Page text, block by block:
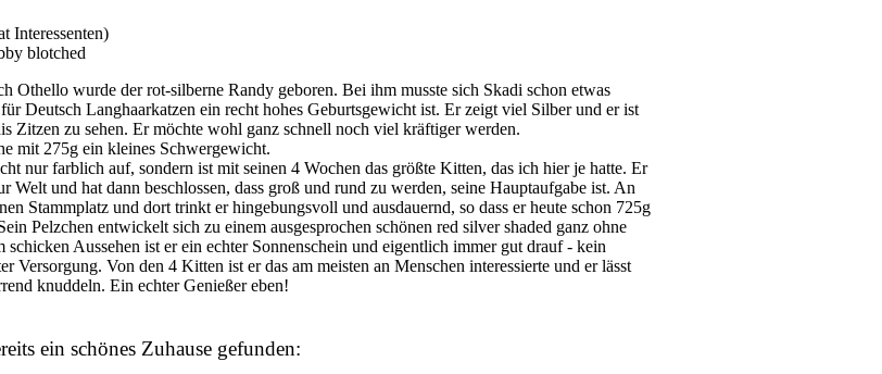
Interessenten)
blotched
Othello wurde der rot-silberne Randy geboren. Bei ihm musste sich Skadi schon etwas
Deutsch Langhaarkatzen ein recht hohes Geburtsgewicht ist. Er zeigt viel Silber und er ist
Zitzen zu sehen. Er möchte wohl ganz schnell noch viel kräftiger werden.
mit 275g ein kleines Schwergewicht.
nur farblich auf, sondern ist mit seinen 4 Wochen das größte Kitten, das ich hier je hatte. Er
Welt und hat dann beschlossen, dass groß und rund zu werden, seine Hauptaufgabe ist. An
Stammplatz und dort trinkt er hingebungsvoll und ausdauernd, so dass er heute schon 725g
Pelzchen entwickelt sich zu einem ausgesprochen schönen red silver shaded ganz ohne
schicken Aussehen ist er ein echter Sonnenschein und eigentlich immer gut drauf - kein
Versorgung. Von den 4 Kitten ist er das am meisten an Menschen interessierte und er lässt
knuddeln. Ein echter Genießer eben!
ein schönes Zuhause gefunden: